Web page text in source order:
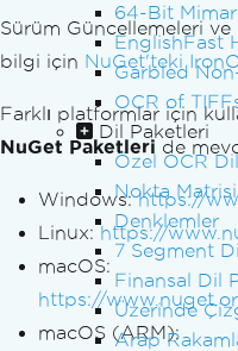
64-Bit
EnglishFast
Garbled
OCR of
Dil Paketleri
Özel OCR
Nokta
Denklemler
7 Segment
Finansal Dil
Üzerinde
Arap
Sürüm Güncellemeleri
bilgi için NuGet'teki
Farklı platformlar için
NuGet Paketleri de
Windows:https://
Linux: https://
macOS:
https://
macOS (ARM):